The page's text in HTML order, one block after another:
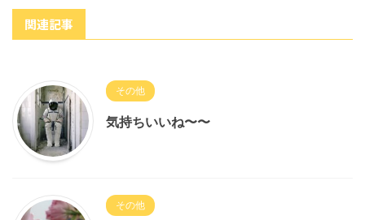
関連記事
その他
気持ちいいね〜〜
その他